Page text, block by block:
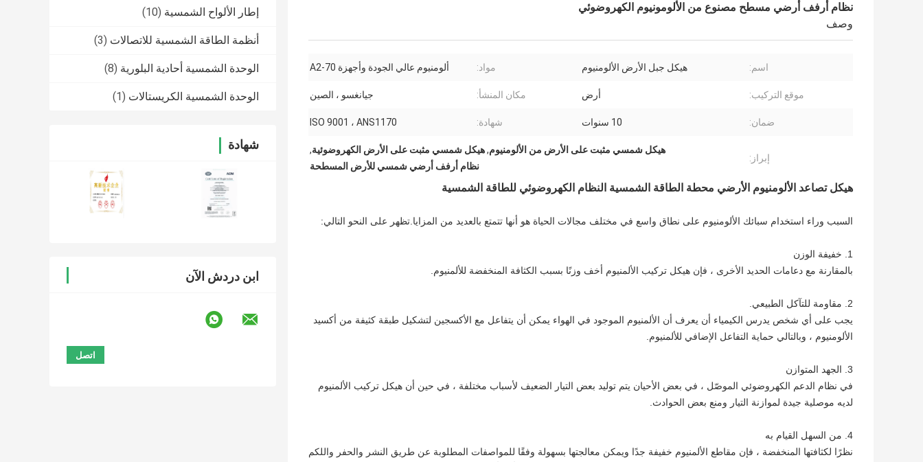
إطار الألواح الشمسية (10)
أنظمة الطاقة الشمسية للاتصالات (3)
الوحدة الشمسية أحادية البلورية (8)
الوحدة الشمسية الكريستالات (1)
شهادة
ابن دردش الآن
نظام أرفف أرضي مسطح مصنوع من الألومونيوم الكهروضوئي
وصف
اسم: هيكل جبل الأرض الألومنيوم مواد: ألومنيوم عالي الجودة وأجهزة A2-70
موقع التركيب: أرض مكان المنشأ: جيانغسو ، الصين
ضمان: 10 سنوات شهادة: ISO 9001 ، ANS1170
إبراز:
هيكل شمسي مثبت على الأرض من الألومنيوم,هيكل شمسي مثبت على الأرض الكهروضوئية,
نظام أرفف أرضي شمسي للأرض المسطحة
هيكل تصاعد الألومنيوم الأرضي محطة الطاقة الشمسية النظام الكهروضوئي للطاقة الشمسية
السبب وراء استخدام سبائك الألومنيوم على نطاق واسع في مختلف مجالات الحياة هو أنها تتمتع بالعديد من المزايا.تظهر على النحو التالي:
1. خفيفة الوزن
بالمقارنة مع دعامات الحديد الأخرى ، فإن هيكل تركيب الألمنيوم أخف وزنًا بسبب الكثافة المنخفضة للألمنيوم.
2. مقاومة للتآكل الطبيعي.
يجب على أي شخص يدرس الكيمياء أن يعرف أن الألمنيوم الموجود في الهواء يمكن أن يتفاعل مع الأكسجين لتشكيل طبقة كثيفة من أكسيد
الألومنيوم ، وبالتالي حماية التفاعل الإضافي للألمنيوم.
3. الجهد المتوازن
في نظام الدعم الكهروضوئي الموصّل ، في بعض الأحيان يتم توليد بعض التيار الضعيف لأسباب مختلفة ، في حين أن هيكل تركيب الألمنيوم
لديه موصلية جيدة لموازنة التيار ومنع بعض الحوادث.
4. من السهل القيام به
نظرًا لكثافتها المنخفضة ، فإن مقاطع الألمنيوم خفيفة جدًا ويمكن معالجتها بسهولة وفقًا للمواصفات المطلوبة عن طريق النشر والحفر واللكم